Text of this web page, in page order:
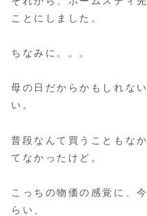
ことにしました。
ちなみに。。。
母の日だからかもしれな
い。
普段なんて買うこともな
てなかったけど。
こっちの物価の感覚に、
らい、